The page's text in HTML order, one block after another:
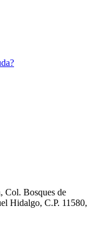
Col. Bosques de
Hidalgo, C.P. 11580,